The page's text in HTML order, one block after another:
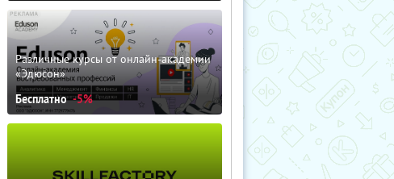
Различные курсы от онлайн-академии
«Эдюсон»
Бесплатно -5%